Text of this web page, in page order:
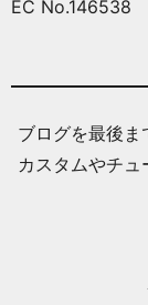
EC No.146538
ブログを最後ま
カスタムやチ